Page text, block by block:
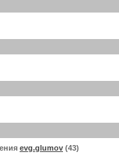
evg.glumov (43)